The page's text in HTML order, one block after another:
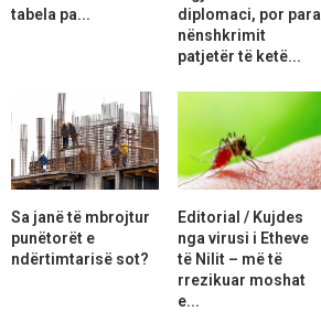
tabela pa...
diplomaci, por para
nënshkrimit
patjetër të ketë...
Sa janë të mbrojtur
punëtorët e
ndërtimtarisë sot?
Editorial / Kujdes
nga virusi i Etheve
të Nilit – më të
rrezikuar moshat
e...